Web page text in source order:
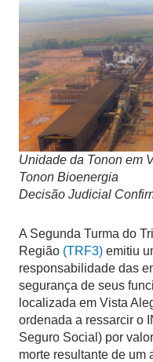
Unidade da Tonon em
Tonon Bioenergia
Decisão Judicial
A Segunda Turma do
Região (TRF3)emitiu
responsabilidade das
segurança de seus
localizada em Vista
ordenada a ressarcir o
Seguro Social) por
morte resultante de um